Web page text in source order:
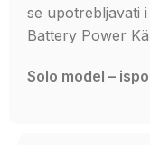
se upotrebljavati
Battery Power
Solo model –